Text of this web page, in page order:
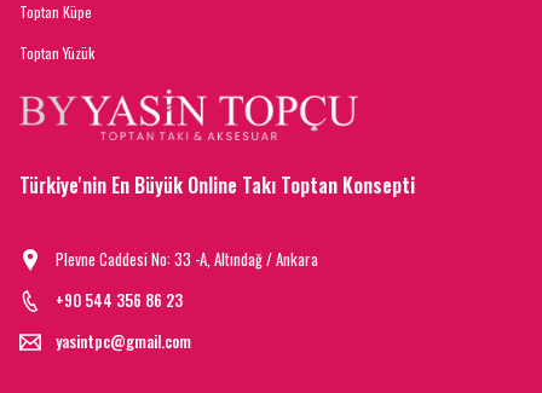
Toptan Küpe
Toptan Yüzük
Türkiye'nin En Büyük Online Takı Toptan Konsepti
Plevne Caddesi No: 33 -A, Altındağ / Ankara
+90 544 356 86 23
yasintpc@gmail.com